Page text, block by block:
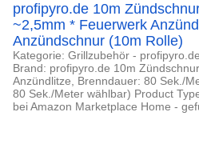
profipyro.de 10m
~2,5mm * Feuerwerk
Anzündschnur (10m Rolle)
Kategorie: Grillzubehör -
Brand: profipyro.de 10m
Anzündlitze, Brenndauer: 80 Sek./
80 Sek./Meter wählbar) Product
bei Amazon Marketplace Home -